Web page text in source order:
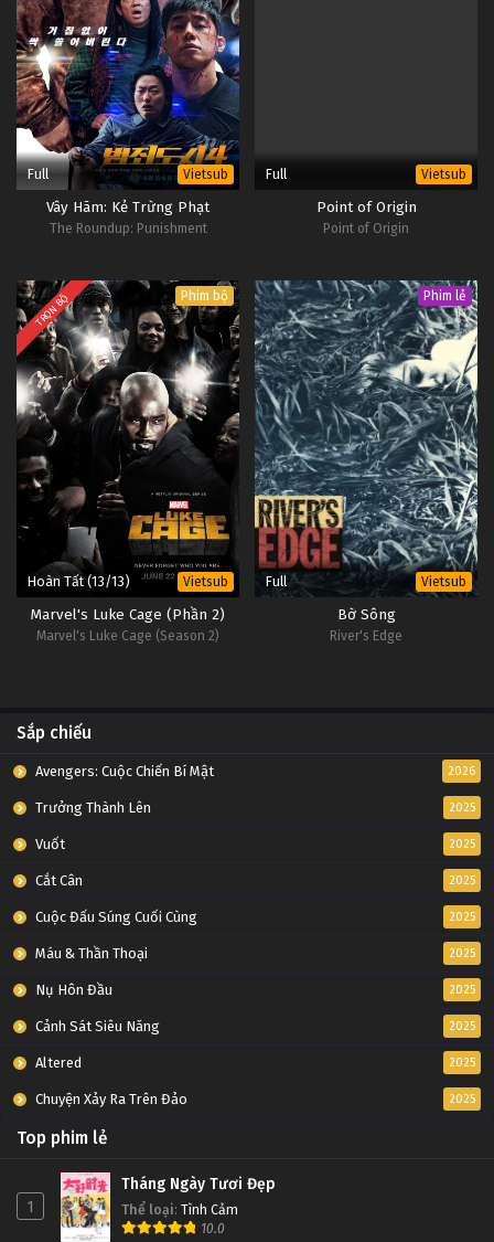
Full Vietsub
Vây Hãm: Kẻ Trừng Phạt
The Roundup: Punishment
Full Vietsub
Point of Origin
Point of Origin
TRỌN BỘ Phim bộ
Hoàn Tất (13/13) Vietsub
Marvel's Luke Cage (Phần 2)
Marvel's Luke Cage (Season 2)
Phim lẻ
Full Vietsub
Bờ Sông
River's Edge
Sắp chiếu
Avengers: Cuộc Chiến Bí Mật 2026
Trưởng Thành Lên 2025
Vuốt 2025
Cắt Cân 2025
Cuộc Đấu Súng Cuối Cùng 2025
Máu & Thần Thoại 2025
Nụ Hôn Đầu 2025
Cảnh Sát Siêu Năng 2025
Altered 2025
Chuyện Xảy Ra Trên Đảo 2025
Top phim lẻ
1
Tháng Ngày Tươi Đẹp
Thể loại: Tình Cảm
10.0